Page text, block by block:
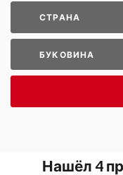
СТРАНА
БУКОВИНА
Нашёл 4